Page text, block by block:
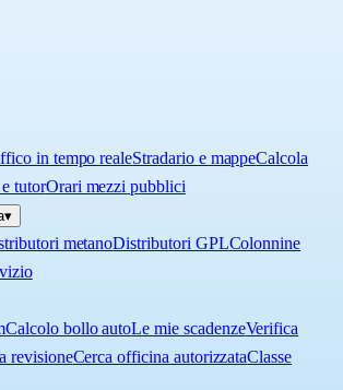
in tempo realeStradario e mappeCalcola
tutorOrari mezzi pubblici
▾
metanoDistributori GPLColonnine
Calcolo bollo autoLe mie scadenzeVerifica
revisioneCerca officina autorizzataClasse